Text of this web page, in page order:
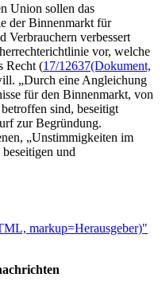
Union sollen das
der Binnenmarkt für
Verbrauchern verbessert
vor, welche
Recht (17/12637(Dokument,
„Durch eine Angleichung
für den Binnenmarkt, von
sind, beseitigt
zur Begründung.
„Unstimmigkeiten im
und
markup=Herausgeber)"